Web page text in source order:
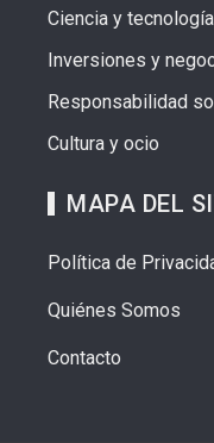
Ciencia y tecnología
Inversiones y
Responsabilidad
Cultura y ocio
MAPA DEL
Política de
Quiénes Somos
Contacto